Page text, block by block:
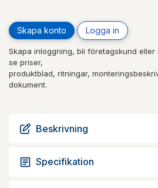
Skapa konto Logga in
Skapa inloggning, bli företagskund
se priser,
produktblad, ritningar,
dokument.
Beskrivning
Specifikation